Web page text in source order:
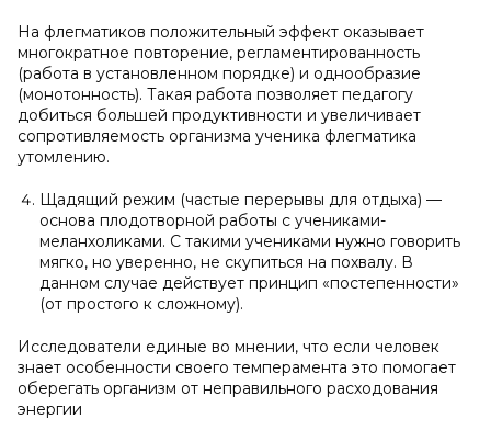
На флегматиков положительный эффект оказывает
многократное повторение, регламентированность
(работа в установленном порядке) и однообразие
(монотонность). Такая работа позволяет педагогу
добиться большей продуктивности и увеличивает
сопротивляемость организма ученика флегматика
утомлению.
Щадящий режим (частые перерывы для отдыха) —
основа плодотворной работы с учениками-
меланхоликами. С такими учениками нужно говорить
мягко, но уверенно, не скупиться на похвалу. В
данном случае действует принцип «постепенности»
(от простого к сложному).
Исследователи единые во мнении, что если человек
знает особенности своего темперамента это помогает
оберегать организм от неправильного расходования
энергии